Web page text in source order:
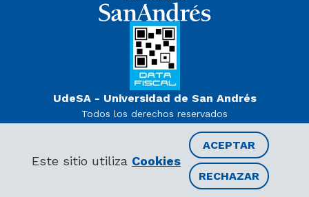
Este sitio utiliza Cookies
ACEPTAR
RECHAZAR
UdeSA - Universidad de San Andrés
Todos los derechos reservados
Decreto PEN 978/07